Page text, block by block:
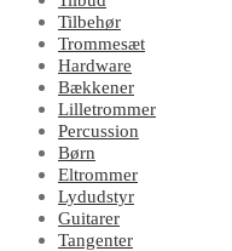
Tilbehør
Trommesæt
Hardware
Bækkener
Lilletrommer
Percussion
Børn
Eltrommer
Lydudstyr
Guitarer
Tangenter